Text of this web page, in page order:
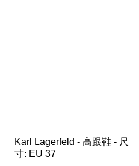
Karl Lagerfeld - 高跟鞋 - 尺
寸: EU 37